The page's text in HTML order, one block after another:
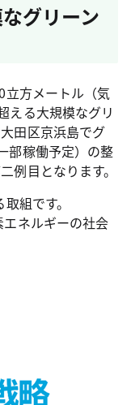
グリーン
立方メートル（気
える大規模なグリ
田区京浜島でグ
部稼働予定）の整
例目となります。
組です。
ネルギーの社会